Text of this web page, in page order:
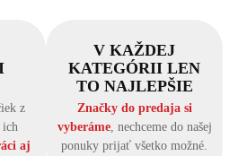
z
ich
aj
V KAŽDEJ
KATEGÓRII LEN
TO NAJLEPŠIE
Značky do predaja si
vyberáme, nechceme do našej
ponuky prijať všetko možné.